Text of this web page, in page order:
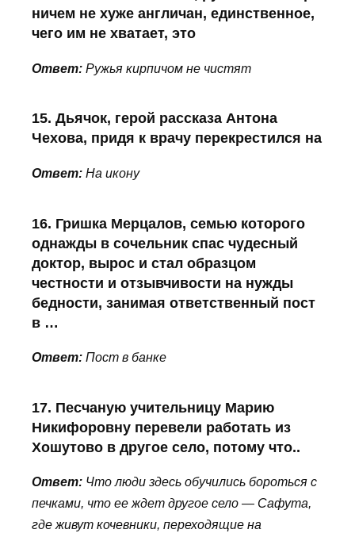
ничем не хуже англичан, единственное,
чего им не хватает, это
Ответ: Ружья кирпичом не чистят
15. Дьячок, герой рассказа Антона
Чехова, придя к врачу перекрестился на
Ответ: На икону
16. Гришка Мерцалов, семью которого
однажды в сочельник спас чудесный
доктор, вырос и стал образцом
честности и отзывчивости на нужды
бедности, занимая ответственный пост
в …
Ответ: Пост в банке
17. Песчаную учительницу Марию
Никифоровну перевели работать из
Хошутово в другое село, потому что..
Ответ: Что люди здесь обучились бороться с
печками, что ее ждет другое село — Сафута,
где живут кочевники, переходящие на